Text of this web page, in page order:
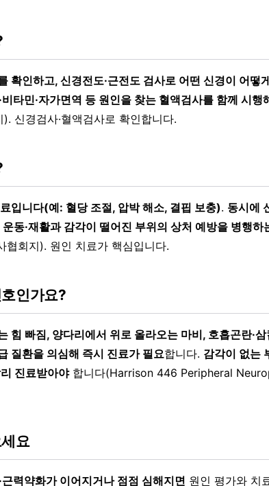
확인하고, 신경전도·근전도 검사로 어떤 신경이 어떻
비타민·자가면역 등 원인을 찾는 혈액검사를 함께 시행
신경검사·혈액검사로 확인합니다.
입니다(예: 혈당 조절, 압박 해소, 결핍 보충). 동시에
동·재활과 감각이 떨어진 부위의 상처 예방을 병행하
협회지). 원인 치료가 핵심입니다.
인가요?
힘 빠짐, 양다리에서 위로 올라오는 마비, 호흡곤란·
질환을 의심해 즉시 진료가 필요합니다. 감각이 없는
진료받아야합니다(Harrison 446 Peripheral
요
근력약화가 이어지거나 점점 심해지면 원인 평가와 치